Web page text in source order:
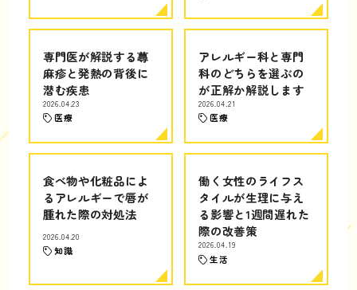
専門医が解説する蕁
麻疹と発熱の背後に
潜む疾患
2026.04.23
医療
アレルギー科と専門
科のどちらを選ぶの
が正解か解説します
2026.04.21
医療
食べ物や化粧品によ
るアレルギーで唇が
腫れた際の対処法
2026.04.20
知識
働く女性のライフス
タイルが生理に与え
る影響と1週間遅れた
際の改善策
2026.04.19
生活